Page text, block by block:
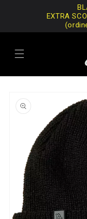
EXTRA
ai contenuti
informazioni
sul prodotto